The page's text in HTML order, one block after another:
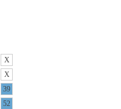
X
X
39
52